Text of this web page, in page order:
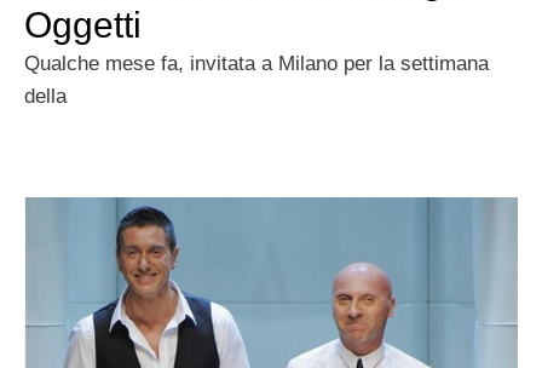
Oggetti
Qualche mese fa, invitata a Milano per la settimana
della